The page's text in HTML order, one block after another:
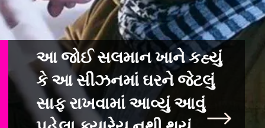
આ જોઈ સલમાન ખાને કહ્યું
કે આ સીઝનમાં ઘરને જેટલું
સાફ રાખવામાં આવ્યું આવું